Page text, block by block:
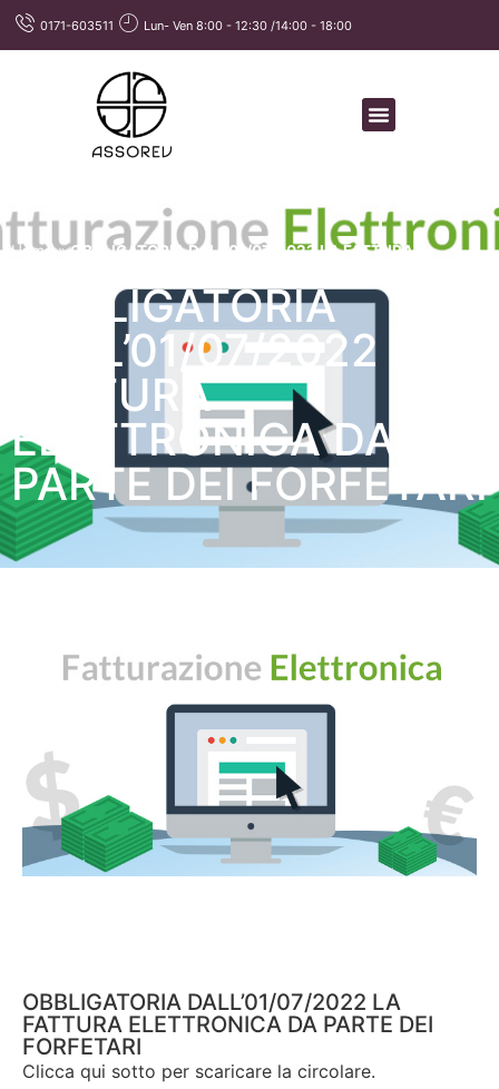
0171-603511 Lun- Ven 8:00 - 12:30 /14:00 - 18:00
Home»OBBLIGATORIA DALL’01/07/2022 LA FATTURA
OBBLIGATORIA
DALL’01/07/2022 LA
FATTURA
ELETTRONICA DA
PARTE DEI FORFETARI
OBBLIGATORIA DALL’01/07/2022 LA
FATTURA ELETTRONICA DA PARTE DEI
FORFETARI
Clicca qui sotto per scaricare la circolare.